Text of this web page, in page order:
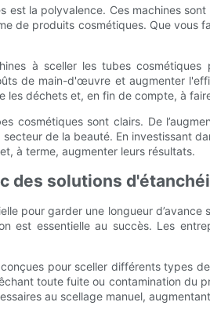
est la polyvalence. Ces machines
de produits cosmétiques. Que vous
à sceller les tubes cosmétiques
de main-d'œuvre et augmenter
déchets et, en fin de compte, à
cosmétiques sont clairs. De
de la beauté. En investissant
à terme, augmenter leurs résultats.
des solutions
pour garder une longueur
est essentielle au succès. Les
pour sceller différents types
toute fuite ou contamination du
au scellage manuel,